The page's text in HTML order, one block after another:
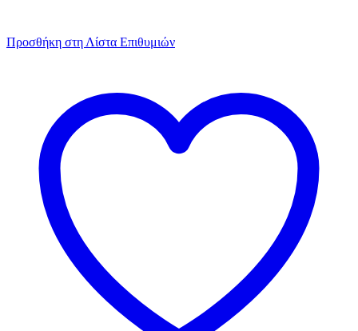
Προσθήκη στη Λίστα Επιθυμιών